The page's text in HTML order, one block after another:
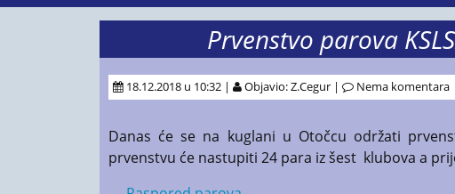
Prvenstvo parova
18.12.2018 u 10:32 | Objavio: Z.Cegur | Nema komentara
Danas će se na kuglani u Otočcu održati
prvenstvu će nastupiti 24 para iz šest klubova a